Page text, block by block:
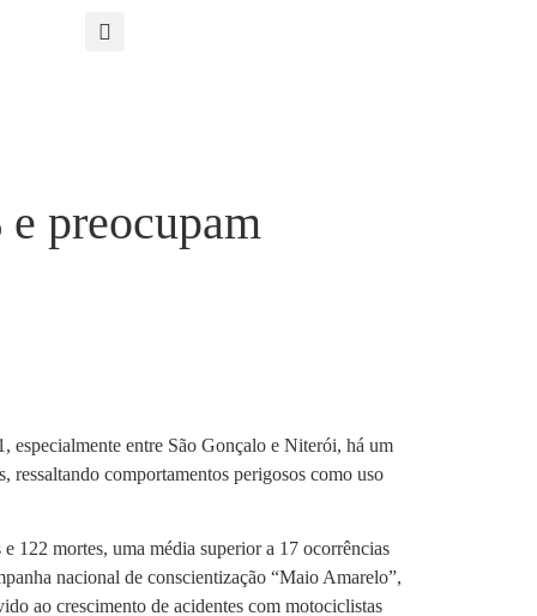
preocupam
especialmente entre São Gonçalo e Niterói, há um
ressaltando comportamentos perigosos como uso
122 mortes, uma média superior a 17 ocorrências
nacional de conscientização “Maio Amarelo”,
ao crescimento de acidentes com motociclistas